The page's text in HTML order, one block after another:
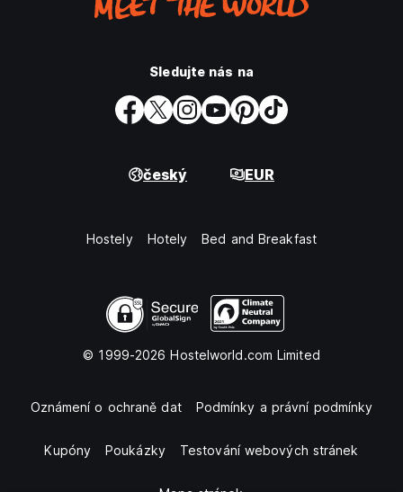
Sledujte nás na
český EUR
Hostely Hotely Bed and Breakfast
© 1999-2026 Hostelworld.com Limited
Oznámení o ochraně dat Podmínky a právní podmínky
Kupóny Poukázky Testování webových stránek